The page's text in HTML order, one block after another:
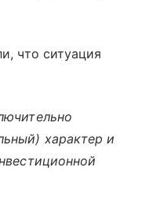
что ситуация
характер и